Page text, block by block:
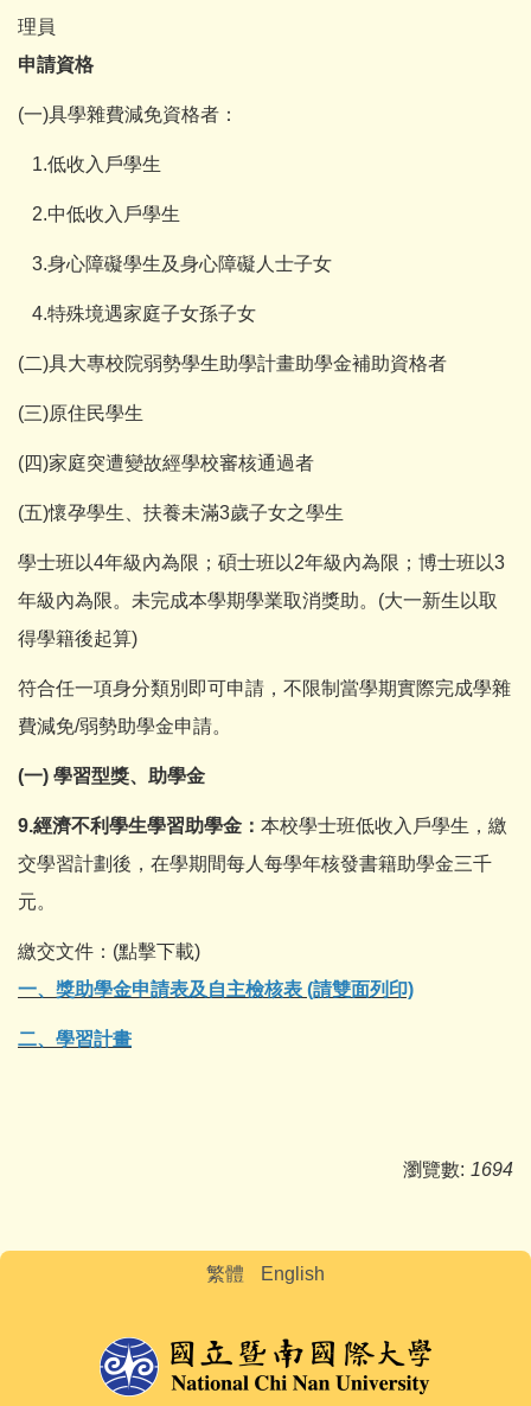
理員
申請資格
(一)具學雜費減免資格者：
1.低收入戶學生
2.中低收入戶學生
3.身心障礙學生及身心障礙人士子女
4.特殊境遇家庭子女孫子女
(二)具大專校院弱勢學生助學計畫助學金補助資格者
(三)原住民學生
(四)家庭突遭變故經學校審核通過者
(五)懷孕學生、扶養未滿3歲子女之學生
學士班以4年級內為限；碩士班以2年級內為限；博士班以3
年級內為限。未完成本學期學業取消獎助。(大一新生以取
得學籍後起算)
符合任一項身分類別即可申請，不限制當學期實際完成學雜
費減免/弱勢助學金申請。
(一) 學習型獎、助學金
9.經濟不利學生學習助學金： 本校學士班低收入戶學生，繳
交學習計劃後，在學期間每人每學年核發書籍助學金三千
元。
繳交文件：(點擊下載)
一、獎助學金申請表及自主檢核表 (請雙面列印)
二、學習計畫
瀏覽數: 1694
繁體 English